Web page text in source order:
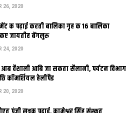
26, 2020
क पढ़ाई करती बालिका गृह क 16 बालिका
जायतीह बेंगलुरु
24, 2020
आब वैशाली आबि जा सकता सैलानी, पर्यटन विभाग
कॉमर्शियल हेलीपैड
20, 2020